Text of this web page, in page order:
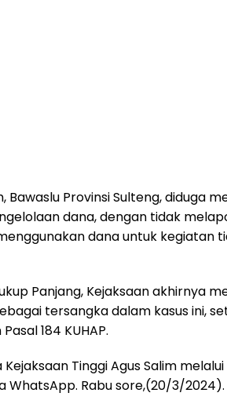
Bawaslu Provinsi Sulteng, diduga
dana, dengan tidak
dana untuk kegiatan
Panjang, Kejaksaan akhirnya
tersangka dalam kasus ini,
184 KUHAP.
Tinggi Agus Salim
WhatsApp. Rabu sore,(20/3/2024).